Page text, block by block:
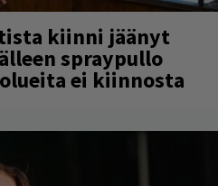
kiinni jäänyt
spraypullo
ei kiinnosta